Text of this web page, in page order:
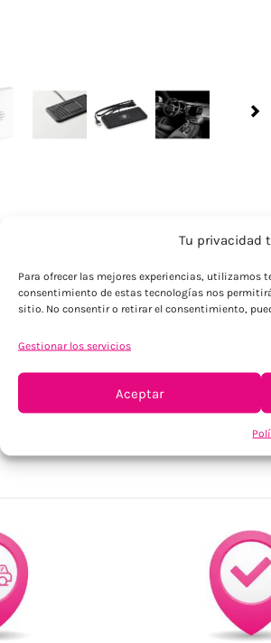
Tu privacidad
Para ofrecer las mejores experiencias,
consentimiento de estas tecnologías nos
sitio. No consentir o retirar el consentimiento,
Gestionar los servicios
Aceptar